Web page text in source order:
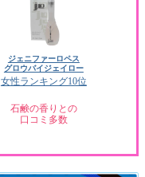
ジェニファーロペス
グロウバイジェイロー
女性ランキング10位
石鹸の香りとの
口コミ多数